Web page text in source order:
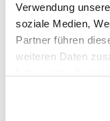
Verwendung
soziale Medien,
Partner führen
weiteren Daten